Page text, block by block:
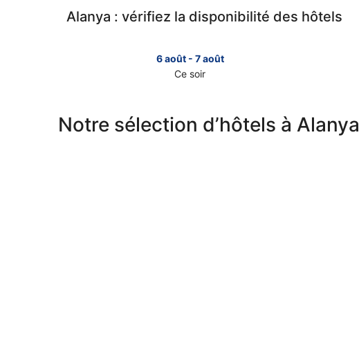
Alanya : vérifiez la disponibilité des hôtels
6 août - 7 août
Ce soir
à
à
Notre sélection d’hôtels à Alanya